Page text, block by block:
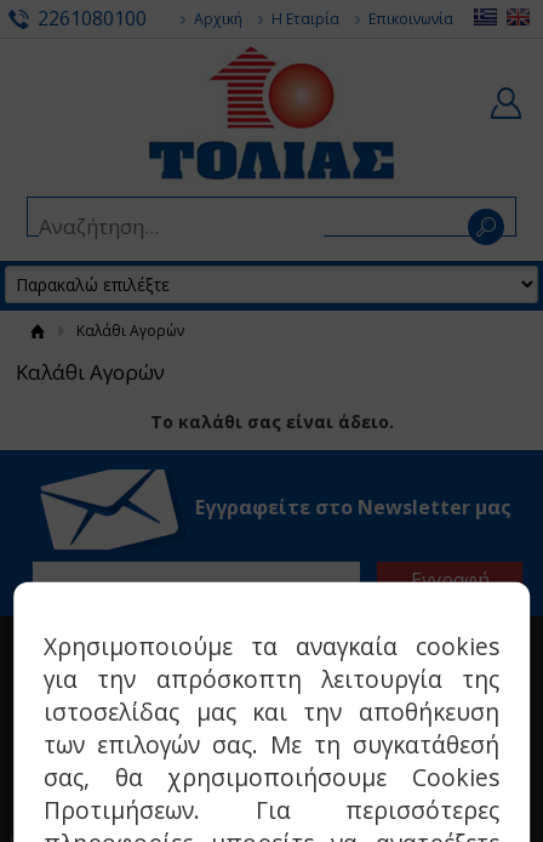
2261080100 Αρχική Η Εταιρία Επικοινωνία
Καλάθι Αγορών
Καλάθι Αγορών
Το καλάθι σας είναι άδειο.
Εγγραφείτε στο Νewsletter μας
Η ΕΤΑΙΡΙΑ
Σχετικά με μας
Όροι χρήσης
Πολιτική προστασίας
Τεχνικά ερωτήματα
Επικοινωνία
Χρησιμοποιούμε τα αναγκαία cookies
για την απρόσκοπτη λειτουργία της
ιστοσελίδας μας και την αποθήκευση
των επιλογών σας. Με τη συγκατάθεσή
σας, θα χρησιμοποιήσουμε Cookies
Προτιμήσεων. Για περισσότερες